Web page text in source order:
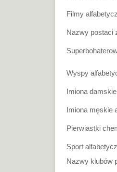
Filmy
Nazwy postaci
Wyspy
Imiona
Imiona męskie
Pierwiastki
Sport
Nazwy klubów